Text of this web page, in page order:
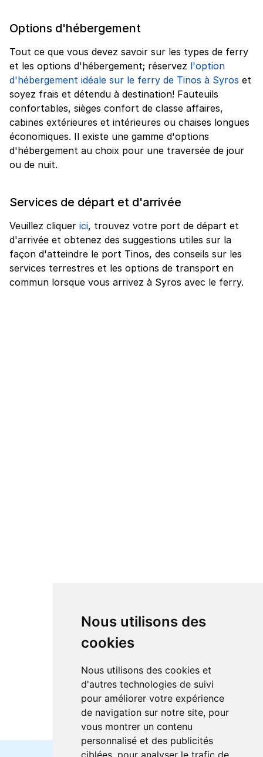
Nous utilisons des
cookies
Nous utilisons des cookies et
d'autres technologies de suivi
pour améliorer votre expérience
de navigation sur notre site, pour
vous montrer un contenu
personnalisé et des publicités
ciblées, pour analyser le trafic de
Options d'hébergement
Tout ce que vous devez savoir sur les types de ferry
et les options d'hébergement; réservez l'option
d'hébergement idéale sur le ferry de Tinos à Syros et
soyez frais et détendu à destination! Fauteuils
confortables, sièges confort de classe affaires,
cabines extérieures et intérieures ou chaises longues
économiques. Il existe une gamme d'options
d'hébergement au choix pour une traversée de jour
ou de nuit.
Services de départ et d'arrivée
Veuillez cliquer ici, trouvez votre port de départ et
d'arrivée et obtenez des suggestions utiles sur la
façon d'atteindre le port Tinos, des conseils sur les
services terrestres et les options de transport en
commun lorsque vous arrivez à Syros avec le ferry.